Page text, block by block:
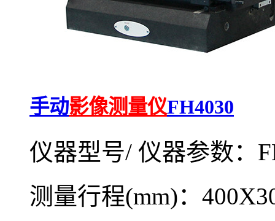
手动影像测量仪FH4030
仪器型号/ 仪器参数：
测量行程(mm)：